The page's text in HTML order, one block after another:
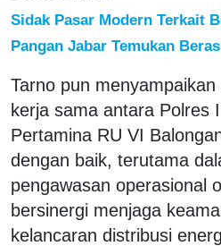
Sidak Pasar Modern Terkait
Pangan Jabar Temukan
Tarno pun
kerja sama antara Polres
Pertamina RU VI
dengan baik, terutama
pengawasan operasional
bersinergi menjaga
kelancaran distribusi